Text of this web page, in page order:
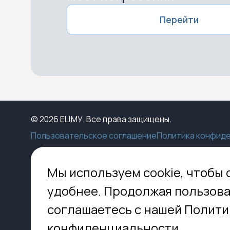
Перейти
© 2026 ЕЦМУ. Все права защищены.
Пользовательское соглашениеПолитика
Каталог Конструктор
Блог
Помощь
Контакты
Пункты выдачи
Оплата
Установка
Гид по кладбищам
8
Мы используем cookie, чтобы
удобнее. Продолжая
соглашаетесь с нашей